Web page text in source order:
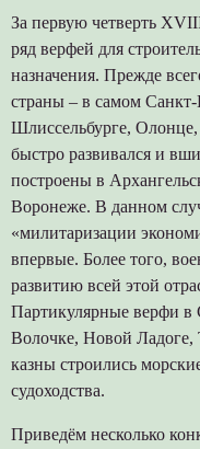
За первую четверть
ряд верфей для
назначения. Прежде
страны – в самом
Шлиссельбурге,
быстро развивался и
построены в
Воронеже. В данном
«милитаризации
впервые. Более того,
развитию всей этой
Партикулярные верфи
Волочке, Новой Ладоге,
казны строились
судоходства.
Приведём несколько